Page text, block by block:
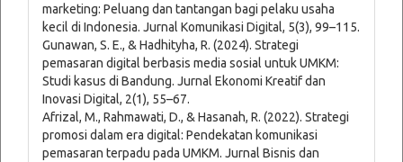
marketing: Peluang dan tantangan bagi pelaku usaha
kecil di Indonesia. Jurnal Komunikasi Digital, 5(3), 99–115.
Gunawan, S. E., & Hadhityha, R. (2024). Strategi
pemasaran digital berbasis media sosial untuk UMKM:
Studi kasus di Bandung. Jurnal Ekonomi Kreatif dan
Inovasi Digital, 2(1), 55–67.
Afrizal, M., Rahmawati, D., & Hasanah, R. (2022). Strategi
promosi dalam era digital: Pendekatan komunikasi
pemasaran terpadu pada UMKM. Jurnal Bisnis dan